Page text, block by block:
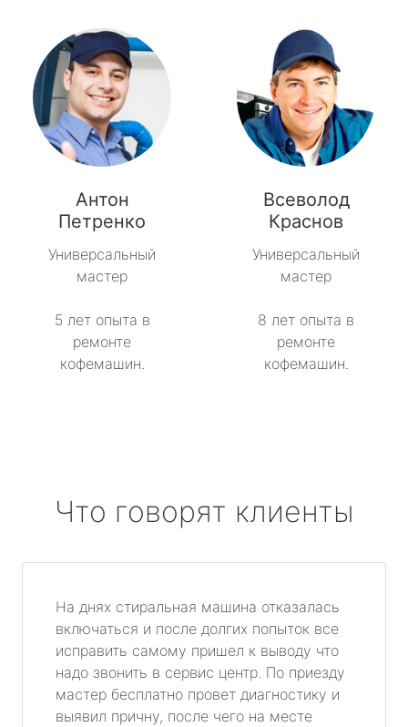
Антон
Петренко
Универсальный
мастер
5 лет опыта в
ремонте
кофемашин.
Всеволод
Краснов
Универсальный
мастер
8 лет опыта в
ремонте
кофемашин.
Что говорят клиенты
На днях стиральная машина отказалась
включаться и после долгих попыток все
исправить самому пришел к выводу что
надо звонить в сервис центр. По приезду
мастер бесплатно провет диагностику и
выявил причну, после чего на месте